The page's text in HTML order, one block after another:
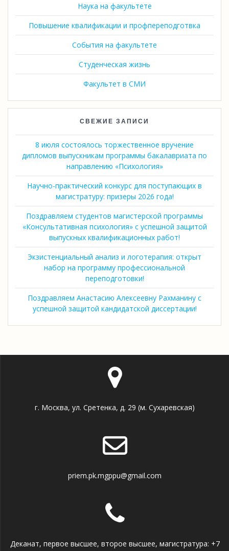
Наука на факультете
Повышение квалификации и профпереподготвка
События на факультете
Студенческая жизнь
Факультет в СМИ
СВЕЖИЕ ЗАПИСИ
8 июля состоялось торжественное вручение
дипломов выпускникам программы бакалавриата по
направлению «Психология»
Научно-практический конкурс для поступающих в
магистратуру: призеры 2026 года!
Поздравляем студентов магистерской программы
«Консультативная психология» с успешной защитой
выпускных квалификационных работ!
Экзистенциальный анализ и логотерапия: открыт
набор на программу профессиональной
переподготовки!
Поздравляем Анастасию Алексеевну Рахманину с
успешной защитой кандидатской диссертации!
г. Москва, ул. Сретенка, д. 29 (м. Сухаревская)
priem.pk.mgppu@gmail.com
Деканат, первое высшее, второе высшее, магистратура: +7